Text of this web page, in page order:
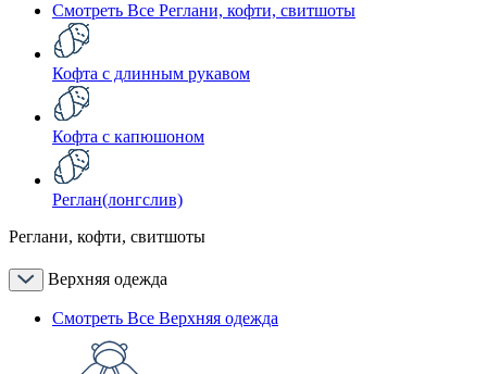
Смотреть Все Реглани, кофти, свитшоты
Кофта с длинным рукавом
Кофта с капюшоном
Реглан(лонгслив)
Реглани, кофти, свитшоты
Верхняя одежда
Смотреть Все Верхняя одежда